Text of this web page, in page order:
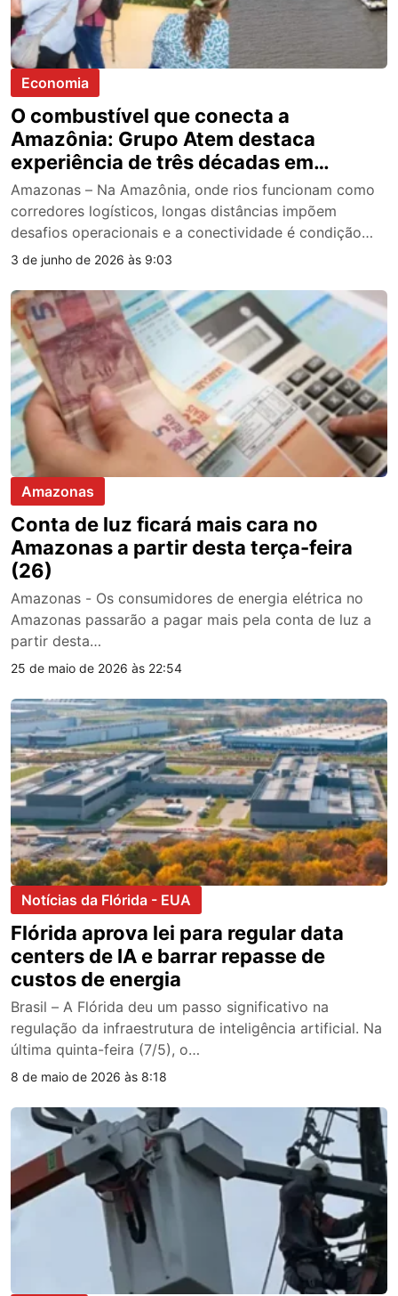
Economia
O combustível que conecta a
Amazônia: Grupo Atem destaca
experiência de três décadas em
energia e logística
Amazonas – Na Amazônia, onde rios funcionam como
corredores logísticos, longas distâncias impõem
desafios operacionais e a conectividade é condição…
3 de junho de 2026 às 9:03
Amazonas
Conta de luz ficará mais cara no
Amazonas a partir desta terça-feira
(26)
Amazonas - Os consumidores de energia elétrica no
Amazonas passarão a pagar mais pela conta de luz a
partir desta…
25 de maio de 2026 às 22:54
Notícias da Flórida - EUA
Flórida aprova lei para regular data
centers de IA e barrar repasse de
custos de energia
Brasil – A Flórida deu um passo significativo na
regulação da infraestrutura de inteligência artificial. Na
última quinta-feira (7/5), o…
8 de maio de 2026 às 8:18